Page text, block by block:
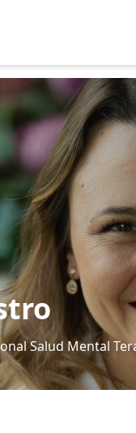
Salud Mental